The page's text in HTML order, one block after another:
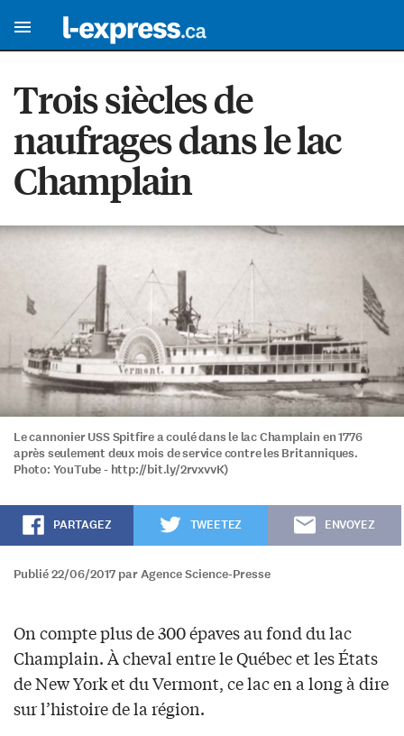
Trois siècles de
naufrages dans le lac
Champlain
Le cannonier USS Spitfire a coulé dans le lac Champlain en 1776
après seulement deux mois de service contre les Britanniques.
Photo: YouTube - http://bit.ly/2rvxvvK)
PARTAGEZ TWEETEZ ENVOYEZ
Publié 22/06/2017 par Agence Science-Presse
On compte plus de 300 épaves au fond du lac
Champlain. À cheval entre le Québec et les États
de New York et du Vermont, ce lac en a long à dire
sur l’histoire de la région.